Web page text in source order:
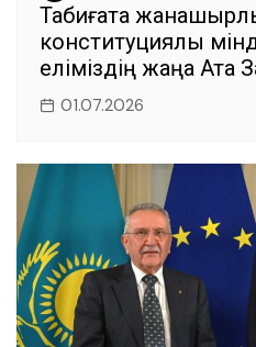
Табиғатқа
конституциялық
еліміздің жаңа Ата
01.07.2026